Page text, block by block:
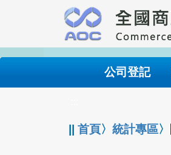
要
內
公司登記
||首頁〉統計專區〉